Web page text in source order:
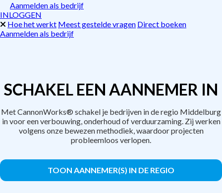
Aanmelden als bedrijf
INLOGGEN
Hoe het werkt Meest gestelde vragen Direct boeken
Aanmelden als bedrijf
SCHAKEL EEN AANNEMER IN
Met CannonWorks® schakel je bedrijven in de regio Middelburg
in voor een verbouwing, onderhoud of verduurzaming. Zij werken
volgens onze bewezen methodiek, waardoor projecten
probleemloos verlopen.
TOON AANNEMER(S) IN DE REGIO